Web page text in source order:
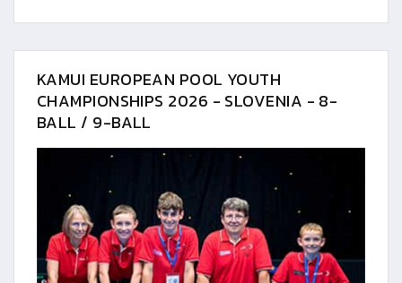
KAMUI EUROPEAN POOL YOUTH
CHAMPIONSHIPS 2026 - SLOVENIA - 8-
BALL / 9-BALL